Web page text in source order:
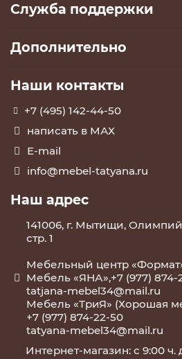
Служба поддержки
Дополнительно
Наши контакты
+7 (495) 142-44-50
написать в МАХ
E-mail
info@mebel-tatyana.ru
Наш адрес
141006, г. Мытищи,
стр. 1
Мебельный центр
Мебель «ЯНА»,+7 (977) 874-
tatjana-mebel34@mail.ru
Мебель «ТриЯ» (Хорошая
+7 (977) 874-22-50
tatyana-mebel34@mail.ru
Интернет-магазин: с 9:00 ч.